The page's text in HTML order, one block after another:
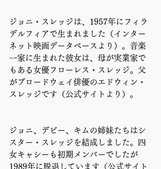
ジョニ・スレッジは、1957年にフィラ
デルフィアで生まれました（インター
ネット映画データベースより）。音楽
一家に生まれた彼女は、母が実業家で
もある女優フローレス・スレッジ。父
がブロードウェイ俳優のエドウィン・
スレッジです（公式サイトより）。
ジョニ、デビー、キムの姉妹たちはシ
スター・スレッジを結成しました。四
女キャシーも初期メンバーでしたが
1989年に脱退しています（公式サイト